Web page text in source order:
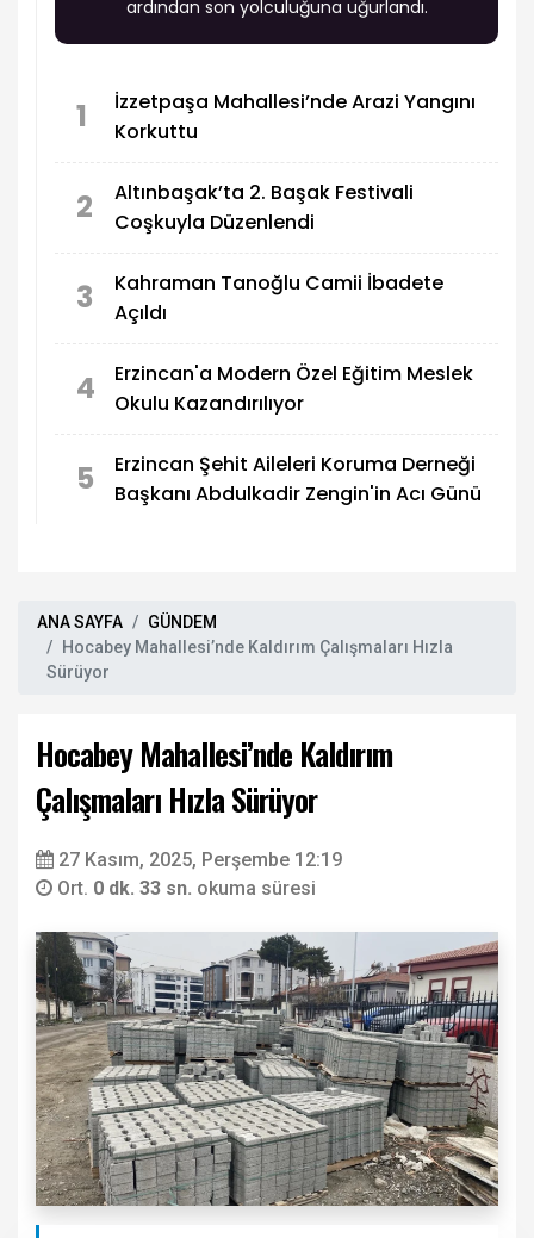
ardından son yolculuğuna uğurlandı.
1
İzzetpaşa Mahallesi’nde Arazi Yangını
Korkuttu
2
Altınbaşak’ta 2. Başak Festivali
Coşkuyla Düzenlendi
3
Kahraman Tanoğlu Camii İbadete
Açıldı
4
Erzincan'a Modern Özel Eğitim Meslek
Okulu Kazandırılıyor
5
Erzincan Şehit Aileleri Koruma Derneği
Başkanı Abdulkadir Zengin'in Acı Günü
ANA SAYFA
GÜNDEM
Hocabey Mahallesi’nde Kaldırım Çalışmaları Hızla
Sürüyor
Hocabey Mahallesi’nde Kaldırım
Çalışmaları Hızla Sürüyor
27 Kasım, 2025, Perşembe 12:19
Ort. 0 dk. 33 sn. okuma süresi